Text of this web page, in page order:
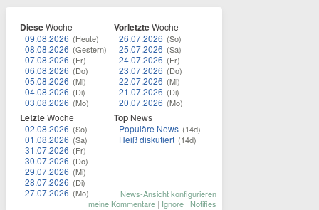
DieseWoche
09.08.2026 (Heute)
08.08.2026 (Gestern)
07.08.2026 (Fr)
06.08.2026 (Do)
05.08.2026 (Mi)
04.08.2026 (Di)
03.08.2026 (Mo)
LetzteWoche
02.08.2026 (So)
01.08.2026 (Sa)
31.07.2026 (Fr)
30.07.2026 (Do)
29.07.2026 (Mi)
28.07.2026 (Di)
27.07.2026 (Mo)
VorletzteWoche
26.07.2026 (So)
25.07.2026 (Sa)
24.07.2026 (Fr)
23.07.2026 (Do)
22.07.2026 (Mi)
21.07.2026 (Di)
20.07.2026 (Mo)
Top News
Populäre News (14d)
Heiß diskutiert (14d)
News-Ansicht konfigurieren
meine Kommentare | Ignore | Notifies